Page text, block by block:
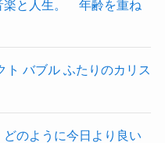
と人生。 年齢を重ね
ト バブル ふたりのカリス
のように今日より良い